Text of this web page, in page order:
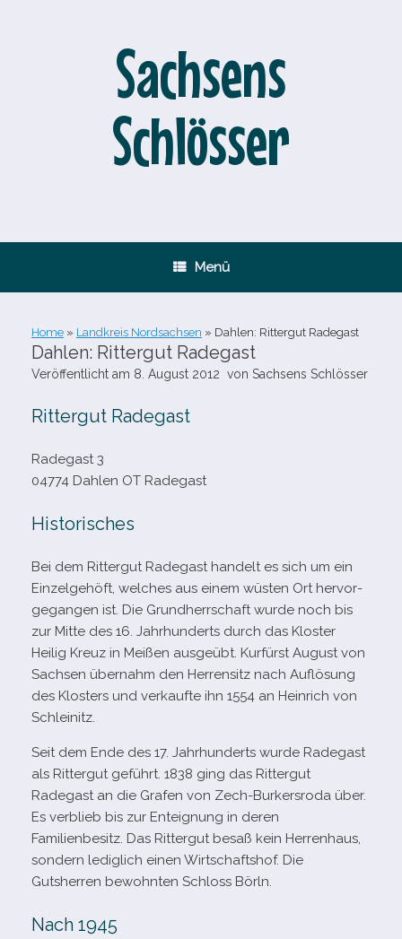
Sachsens
Schlösser
Menü
Home » Landkreis Nordsachsen » Dahlen: Rittergut Radegast
Dahlen: Rittergut Radegast
Veröffentlicht am 8. August 2012 von Sachsens Schlösser
Rittergut Radegast
Radegast 3
04774 Dahlen OT Radegast
Historisches
Bei dem Rittergut Radegast han­delt es sich um ein
Einzelgehöft, wel­ches aus einem wüs­ten Ort her­vor­
ge­gan­gen ist. Die Grundherrschaft wurde noch bis
zur Mitte des 16. Jahrhunderts durch das Kloster
Heilig Kreuz in Meißen aus­ge­übt. Kurfürst August von
Sachsen über­nahm den Herrensitz nach Auflösung
des Klosters und ver­kaufte ihn 1554 an Heinrich von
Schleinitz.
Seit dem Ende des 17. Jahrhunderts wurde Radegast
als Rittergut geführt. 1838 ging das Rittergut
Radegast an die Grafen von Zech-​Burkersroda über.
Es ver­blieb bis zur Enteignung in deren
Familienbesitz. Das Rittergut besaß kein Herrenhaus,
son­dern ledig­lich einen Wirtschaftshof. Die
Gutsherren bewohn­ten Schloss Börln.
Nach 1945